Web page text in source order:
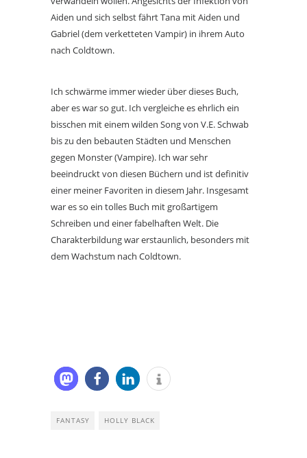
Aiden und sich selbst fährt Tana mit Aiden und
Gabriel (dem verketteten Vampir) in ihrem Auto
nach Coldtown.
Ich schwärme immer wieder über dieses Buch,
aber es war so gut. Ich vergleiche es ehrlich ein
bisschen mit einem wilden Song von V.E. Schwab
bis zu den bebauten Städten und Menschen
gegen Monster (Vampire). Ich war sehr
beeindruckt von diesen Büchern und ist definitiv
einer meiner Favoriten in diesem Jahr. Insgesamt
war es so ein tolles Buch mit großartigem
Schreiben und einer fabelhaften Welt. Die
Charakterbildung war erstaunlich, besonders mit
dem Wachstum nach Coldtown.
FANTASY HOLLY BLACK